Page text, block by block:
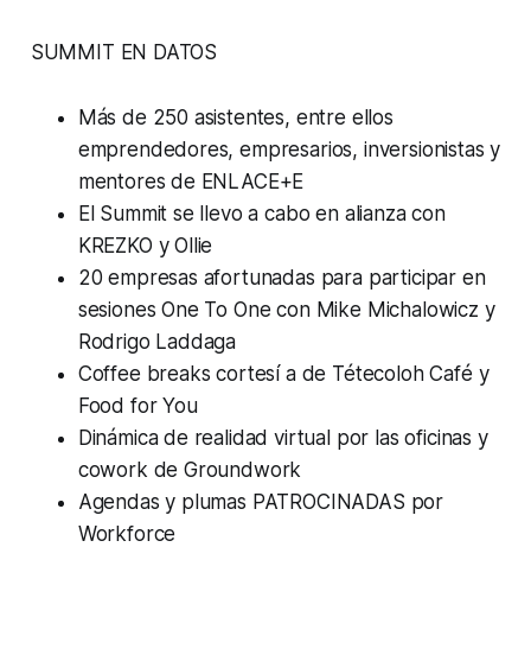
SUMMIT EN DATOS
Más de 250 asistentes, entre ellos
emprendedores, empresarios, inversionistas y
mentores de ENLACE+E
El Summit se llevo a cabo en alianza con
KREZKO y Ollie
20 empresas afortunadas para participar en
sesiones One To One con Mike Michalowicz y
Rodrigo Laddaga
Coffee breaks cortesí a de Tétecoloh Café y
Food for You
Dinámica de realidad virtual por las oficinas y
cowork de Groundwork
Agendas y plumas PATROCINADAS por
Workforce